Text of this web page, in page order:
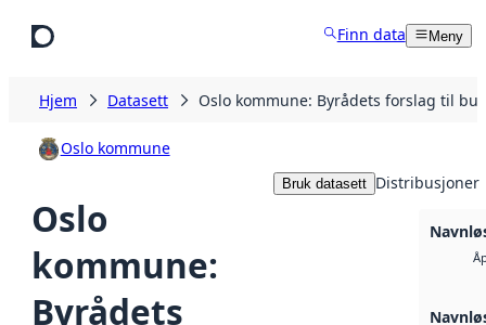
Finn data Meny
Hjem Datasett Oslo kommune: Byrådets forslag til
Oslo kommune
Oslo
kommune:
Byrådets
Bruk datasett Distribusjoner